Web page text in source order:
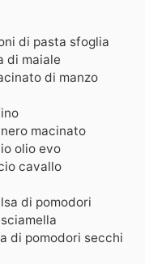
di pasta sfoglia
di maiale
di manzo
macinato
olio evo
cavallo
di pomodori
di pomodori secchi